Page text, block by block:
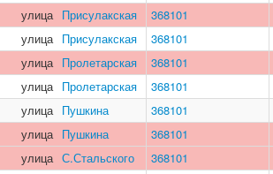
улица Присулакская
368101
улица Присулакская
368101
улица Пролетарская
368101
улица Пролетарская
368101
улица Пушкина
368101
улица Пушкина
368101
улица С.Стальского
368101